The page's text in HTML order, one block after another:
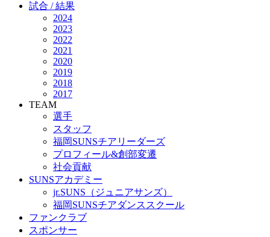
試合 / 結果
2024
2023
2022
2021
2020
2019
2018
2017
TEAM
選手
スタッフ
福岡SUNSチアリーダーズ
プロフィール&創部変遷
社会貢献
SUNSアカデミー
jr.SUNS（ジュニアサンズ）
福岡SUNSチアダンススクール
ファンクラブ
スポンサー